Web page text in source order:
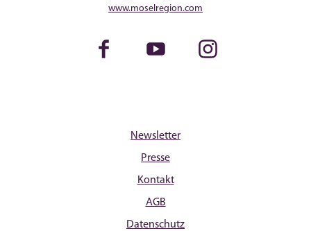
www.moselregion.com
Facebook Youtube Instagram
Newsletter
Presse
Kontakt
AGB
Datenschutz